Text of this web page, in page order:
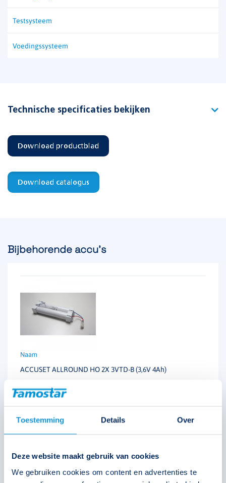
Toestemming Details Over
Deze website maakt gebruik van cookies
We gebruiken cookies om content en advertenties te
Testsysteem
Voedingssysteem
Technische specificaties bekijken
Artikelnummer 390671
EAN-code 8715774009365
Download productblad
Download catalogus
Bijbehorende accu's
ACCUSET ALLROUND HO 2X 3VTD-B (3,6V 4Ah)